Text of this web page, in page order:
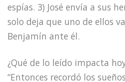
espías. 3) José envía a sus
solo deja que uno de ellos
Benjamín ante él.
¿Qué de lo leído impacta
“Entonces recordó los